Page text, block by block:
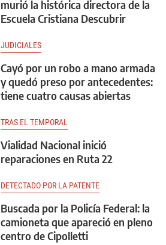
murió la histórica directora de la
Escuela Cristiana Descubrir
JUDICIALES
Cayó por un robo a mano armada
y quedó preso por antecedentes:
tiene cuatro causas abiertas
TRAS EL TEMPORAL
Vialidad Nacional inició
reparaciones en Ruta 22
DETECTADO POR LA PATENTE
Buscada por la Policía Federal: la
camioneta que apareció en pleno
centro de Cipolletti